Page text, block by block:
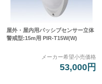
屋外・屋内用パッシブセンサー立体
警戒型:15m用 PIR-T15W(W)
メーカー希望小売価格
53,000円